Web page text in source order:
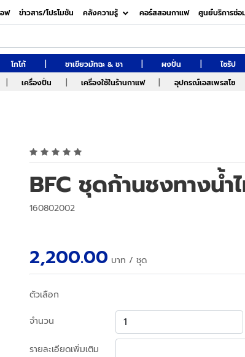
ฟ ข่าวสาร/โปรโมชัน คลังความรู้ คอร์สสอนกาแฟ ศูนย์บริการซ่อ
โกโก้ | ชาเขียวมัทฉะ & ชา | ผงปั่น | ไซรัป
| เครื่องปั่น | เครื่องใช้ในร้านกาแฟ | อุปกรณ์เอสเพรสโซ
BFC ชุดก้านชงทางน้ำ
160802002
2,200.00 บาท / ชุด
ตัวเลือก
จำนวน
รายละเอียดเพิ่มเติม